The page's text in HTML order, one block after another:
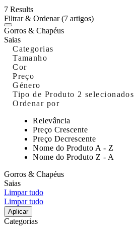
7 Results
Filtrar & Ordenar(7 artigos)
Gorros & Chapéus
Saias
Categorias
Tamanho
Cor
Preço
Género
Tipo de Produto 2 selecionados
Ordenar por
Relevância
Preço Crescente
Preço Decrescente
Nome do Produto A - Z
Nome do Produto Z - A
Gorros & Chapéus
Saias
Limpar tudo
Limpar tudo
Aplicar
Categorias